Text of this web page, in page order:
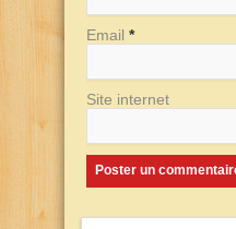
Email *
Site internet